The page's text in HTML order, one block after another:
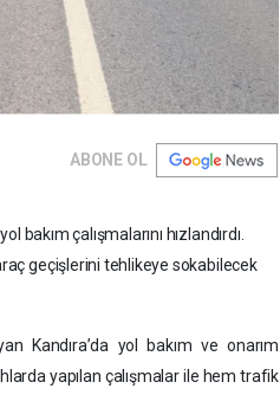
ABONE OL
çalışmalarını hızlandırdı.
geçişlerini tehlikeye sokabilecek
Kandıra’da yol bakım ve onarım
yapılan çalışmalar ile hem trafik